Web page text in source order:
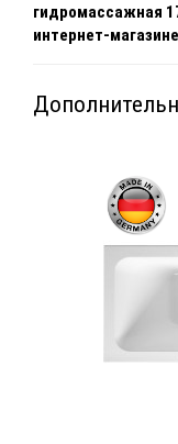
гидромассажная
интернет-